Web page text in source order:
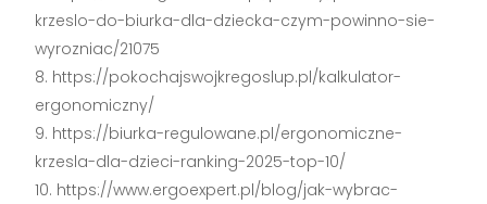
krzeslo-do-biurka-dla-dziecka-czym-powinno-sie-
wyrozniac/21075
https://pokochajswojkregoslup.pl/kalkulator-
ergonomiczny/
https://biurka-regulowane.pl/ergonomiczne-
krzesla-dla-dzieci-ranking-2025-top-10/
https://www.ergoexpert.pl/blog/jak-wybrac-